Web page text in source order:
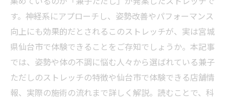
す。神経系にアプローチし、姿勢改善やパフォーマンス
向上にも効果的だとされるこのストレッチが、実は宮城
県仙台市で体験できることをご存知でしょうか。本記事
では、姿勢や体の不調に悩む人々から選ばれている兼子
ただしのストレッチの特徴や仙台市で体験できる店舗情
報、実際の施術の流れまで詳しく解説。読むことで、科